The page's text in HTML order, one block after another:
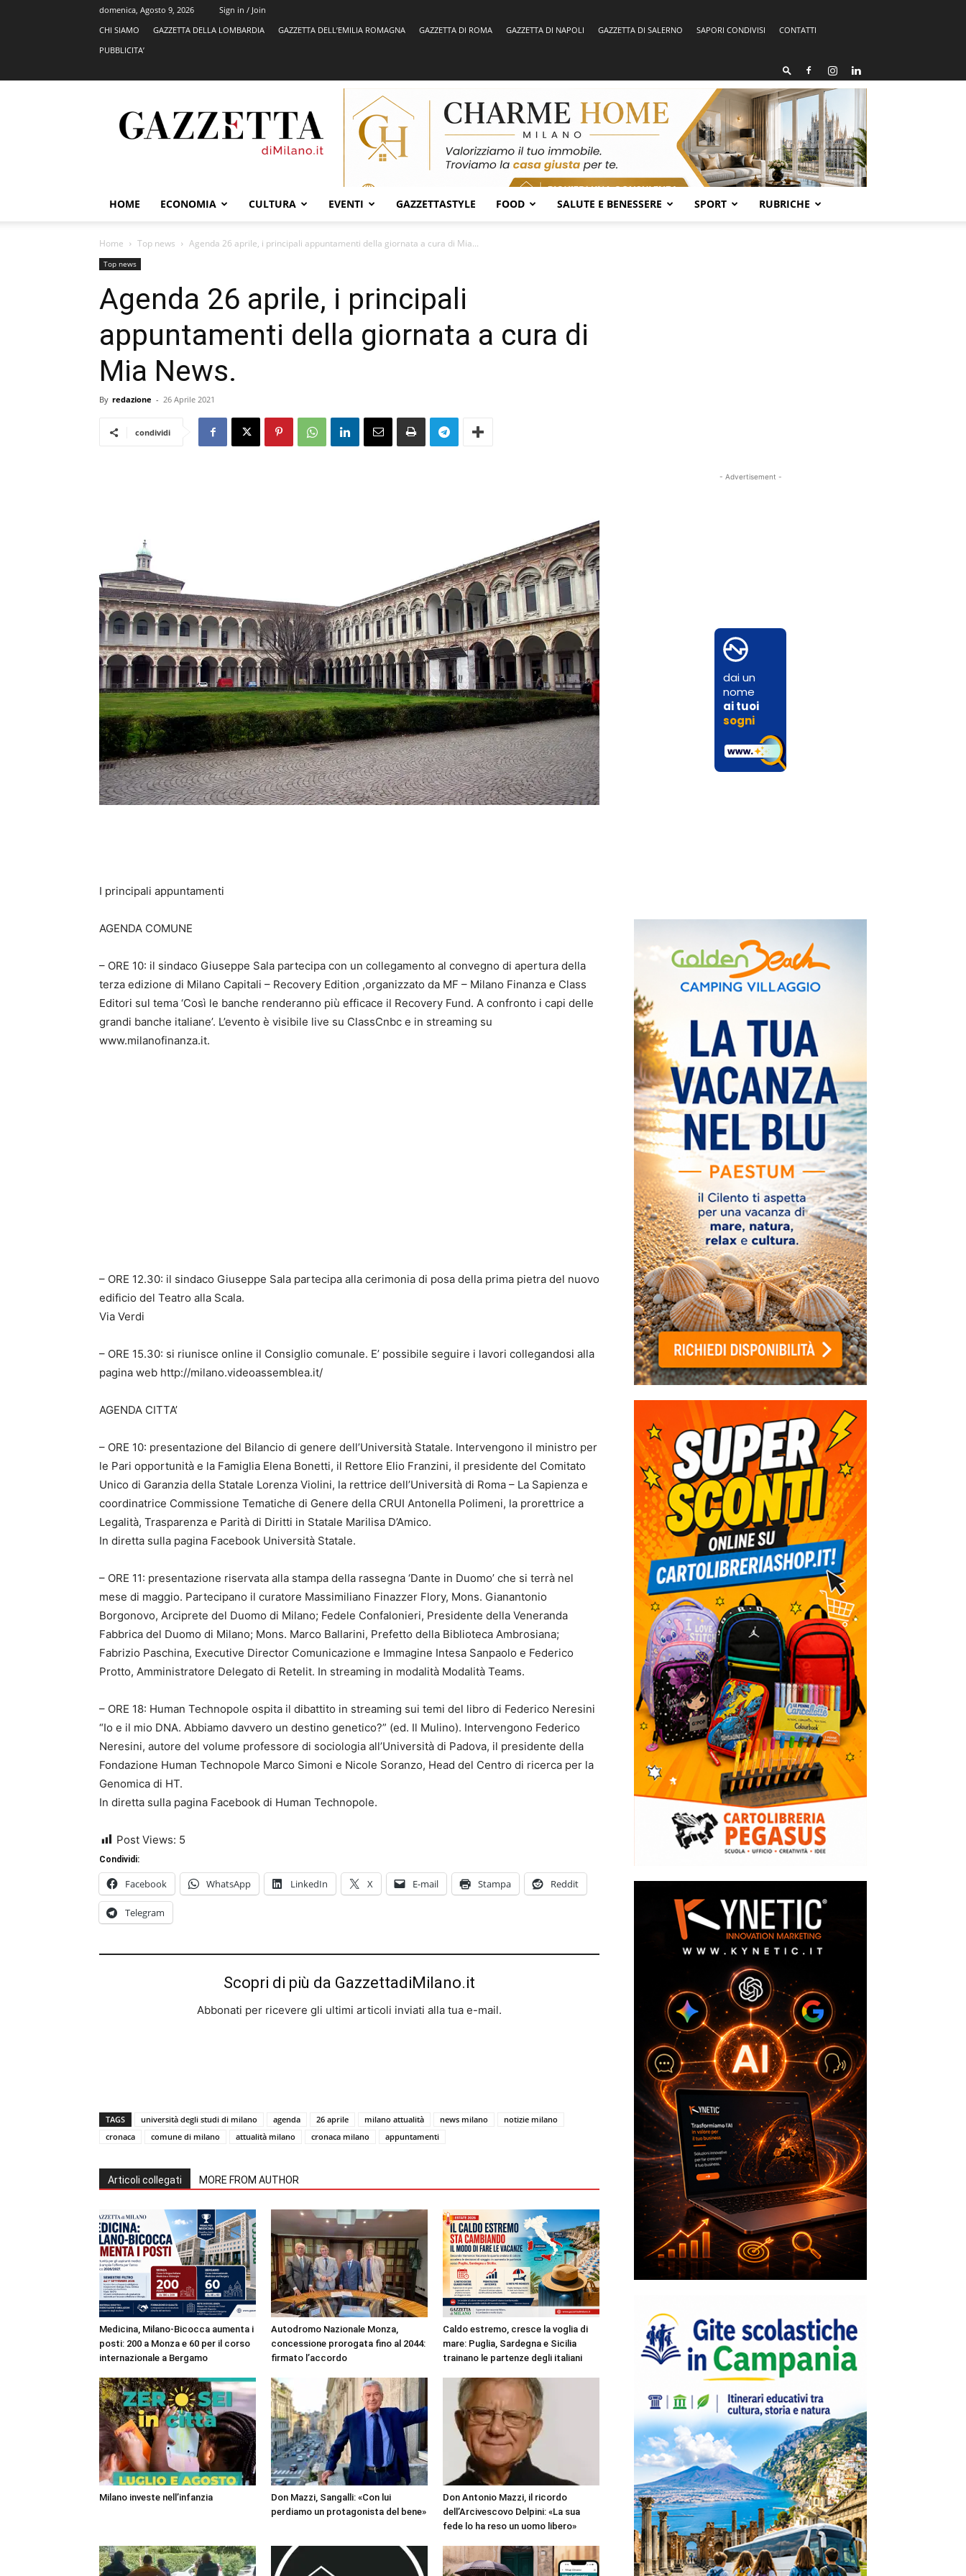
domenica, Agosto 9, 2026
Sign in / Join
CHI SIAMO
GAZZETTA DELLA LOMBARDIA GAZZETTA DELL’EMILIA ROMAGNA GAZZETTA DI ROMA GAZZETTA DI NAPOLI GAZZETTA DI SALERNO SAPORI CONDIVISI
CONTATTI
PUBBLICITA’
HOME ECONOMIA CULTURA EVENTI GAZZETTASTYLE FOOD SALUTE E BENESSERE SPORT RUBRICHE
Home Top news Agenda 26 aprile, i principali appuntamenti della giornata a cura di Mia...
Top news
Agenda 26 aprile, i principali
appuntamenti della giornata a cura di
Mia News.
By redazione - 26 Aprile 2021
condividi
I principali appuntamenti
AGENDA COMUNE
– ORE 10: il sindaco Giuseppe Sala partecipa con un collegamento al convegno di apertura della
terza edizione di Milano Capitali – Recovery Edition ,organizzato da MF – Milano Finanza e Class
Editori sul tema ‘Così le banche renderanno più efficace il Recovery Fund. A confronto i capi delle
grandi banche italiane’. L’evento è visibile live su ClassCnbc e in streaming su
www.milanofinanza.it.
– ORE 12.30: il sindaco Giuseppe Sala partecipa alla cerimonia di posa della prima pietra del nuovo
edificio del Teatro alla Scala.
Via Verdi
– ORE 15.30: si riunisce online il Consiglio comunale. E’ possibile seguire i lavori collegandosi alla
pagina web http://milano.videoassemblea.it/
AGENDA CITTA’
– ORE 10: presentazione del Bilancio di genere dell’Università Statale. Intervengono il ministro per
le Pari opportunità e la Famiglia Elena Bonetti, il Rettore Elio Franzini, il presidente del Comitato
Unico di Garanzia della Statale Lorenza Violini, la rettrice dell’Università di Roma – La Sapienza e
coordinatrice Commissione Tematiche di Genere della CRUI Antonella Polimeni, la prorettrice a
Legalità, Trasparenza e Parità di Diritti in Statale Marilisa D’Amico.
In diretta sulla pagina Facebook Università Statale.
– ORE 11: presentazione riservata alla stampa della rassegna ‘Dante in Duomo’ che si terrà nel
mese di maggio. Partecipano il curatore Massimiliano Finazzer Flory, Mons. Gianantonio
Borgonovo, Arciprete del Duomo di Milano; Fedele Confalonieri, Presidente della Veneranda
Fabbrica del Duomo di Milano; Mons. Marco Ballarini, Prefetto della Biblioteca Ambrosiana;
Fabrizio Paschina, Executive Director Comunicazione e Immagine Intesa Sanpaolo e Federico
Protto, Amministratore Delegato di Retelit. In streaming in modalità Modalità Teams.
– ORE 18: Human Technopole ospita il dibattito in streaming sui temi del libro di Federico Neresini
“Io e il mio DNA. Abbiamo davvero un destino genetico?” (ed. Il Mulino). Intervengono Federico
Neresini, autore del volume professore di sociologia all’Università di Padova, il presidente della
Fondazione Human Technopole Marco Simoni e Nicole Soranzo, Head del Centro di ricerca per la
Genomica di HT.
In diretta sulla pagina Facebook di Human Technopole.
Post Views: 5
Condividi:
Facebook WhatsApp LinkedIn X E-mail Stampa Reddit
Telegram
Scopri di più da GazzettadiMilano.it
Abbonati per ricevere gli ultimi articoli inviati alla tua e-mail.
TAGS università degli studi di milano agenda 26 aprile milano attualità news milano
notizie milano
cronaca
comune di milano attualità milano cronaca milano appuntamenti
Articoli collegati MORE FROM AUTHOR
Medicina, Milano-Bicocca aumenta i
posti: 200 a Monza e 60 per il corso
internazionale a Bergamo
Autodromo Nazionale Monza,
concessione prorogata fino al 2044:
firmato l’accordo
Caldo estremo, cresce la voglia di
mare: Puglia, Sardegna e Sicilia
trainano le partenze degli italiani
Milano investe nell’infanzia
Don Mazzi, Sangalli: «Con lui
perdiamo un protagonista del bene»
Don Antonio Mazzi, il ricordo
dell’Arcivescovo Delpini: «La sua
fede lo ha reso un uomo libero»
- Advertisement -